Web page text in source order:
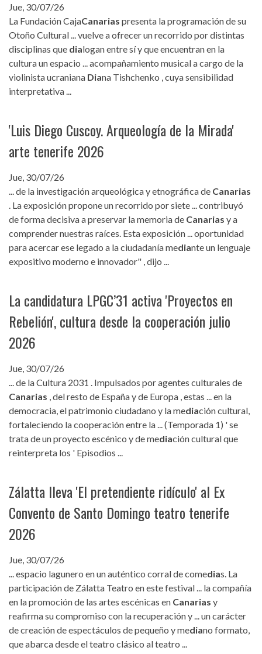
Jue, 30/07/26
La Fundación CajaCanarias presenta la programación de su
Otoño Cultural ... vuelve a ofrecer un recorrido por distintas
disciplinas que dialogan entre sí y que encuentran en la
cultura un espacio ... acompañamiento musical a cargo de la
violinista ucraniana Diana Tishchenko , cuya sensibilidad
interpretativa ...
'Luis Diego Cuscoy. Arqueología de la Mirada'
arte tenerife 2026
Jue, 30/07/26
... de la investigación arqueológica y etnográfica de Canarias
. La exposición propone un recorrido por siete ... contribuyó
de forma decisiva a preservar la memoria de Canarias y a
comprender nuestras raíces. Esta exposición ... oportunidad
para acercar ese legado a la ciudadanía mediante un lenguaje
expositivo moderno e innovador" , dijo ...
La candidatura LPGC’31 activa 'Proyectos en
Rebelión', cultura desde la cooperación julio
2026
Jue, 30/07/26
... de la Cultura 2031 . Impulsados por agentes culturales de
Canarias , del resto de España y de Europa , estas ... en la
democracia, el patrimonio ciudadano y la mediación cultural,
fortaleciendo la cooperación entre la ... (Temporada 1) ' se
trata de un proyecto escénico y de mediación cultural que
reinterpreta los ' Episodios ...
Zálatta lleva 'El pretendiente ridículo' al Ex
Convento de Santo Domingo teatro tenerife
2026
Jue, 30/07/26
... espacio lagunero en un auténtico corral de comedias. La
participación de Zálatta Teatro en este festival ... la compañía
en la promoción de las artes escénicas en Canarias y
reafirma su compromiso con la recuperación y ... un carácter
de creación de espectáculos de pequeño y mediano formato,
que abarca desde el teatro clásico al teatro ...